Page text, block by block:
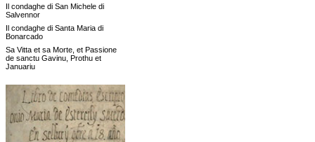
Il condaghe di San Michele di
Salvennor
Il condaghe di Santa Maria di
Bonarcado
Sa Vitta et sa Morte, et Passione
de sanctu Gavinu, Prothu et
Januariu